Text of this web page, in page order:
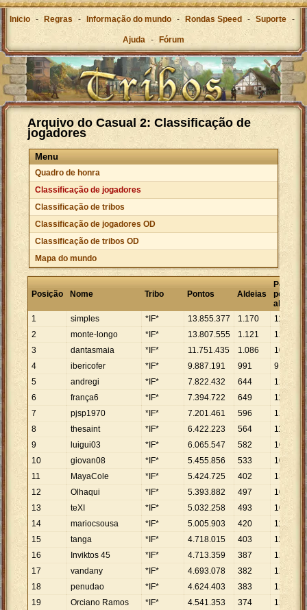
Inicio - Regras - Informação do mundo - Rondas Speed - Suporte -
Ajuda - Fórum
Arquivo do Casual 2: Classificação de
jogadores
Menu
Quadro de honra
Classificação de jogadores
Classificação de tribos
Classificação de jogadores OD
Classificação de tribos OD
Mapa do mundo
Posição Nome Tribo Pontos Aldeias
Pontos
por
aldeia
1
simples *IF* 13.855.377 1.170 11.
2
monte-longo *IF* 13.807.555 1.121 12
317
3
dantasmaia *IF* 11.751.435 1.086 10
4
ibericofer *IF* 9.887.191 991 9. 977
5
andregi *IF* 7.822.432 644 12
147
6
frança6 *IF* 7.394.722 649 11
7
pjsp1970 *IF* 7.201.461 596 12
083
8
thesaint *IF* 6.422.223 564 11
9
luigui03 *IF* 6.065.547 582 10
10
giovan08 *IF* 5.455.856 533 10.
11
MayaCole *IF* 5.424.725 402 13
494
12
Olhaqui *IF* 5.393.882 497 10 .
13
teXI *IF* 5.032.258 493 10
14
mariocsousa *IF* 5.005.903 420 11.
15
tanga *IF* 4.718.015 403 11
707
16
Inviktos 45 *IF* 4.713.359 387 12
17
vandany *IF* 4.693.078 382 12. 286
18
penudao *IF* 4.624.403 383 12
074
19
Orciano Ramos *IF* 4.541.353 374 12